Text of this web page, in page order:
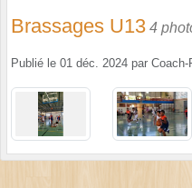
Brassages U13 4
Publié le 01 déc. 2024 par Coach-